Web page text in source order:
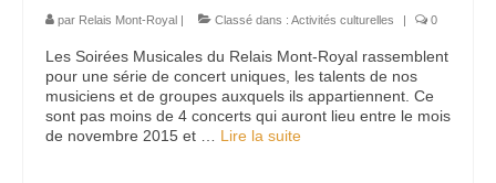
par Relais Mont-Royal | Classé dans : Activités culturelles | 0
Les Soirées Musicales du Relais Mont-Royal rassemblent
pour une série de concert uniques, les talents de nos
musiciens et de groupes auxquels ils appartiennent. Ce
sont pas moins de 4 concerts qui auront lieu entre le mois
de novembre 2015 et … Lire la suite­­